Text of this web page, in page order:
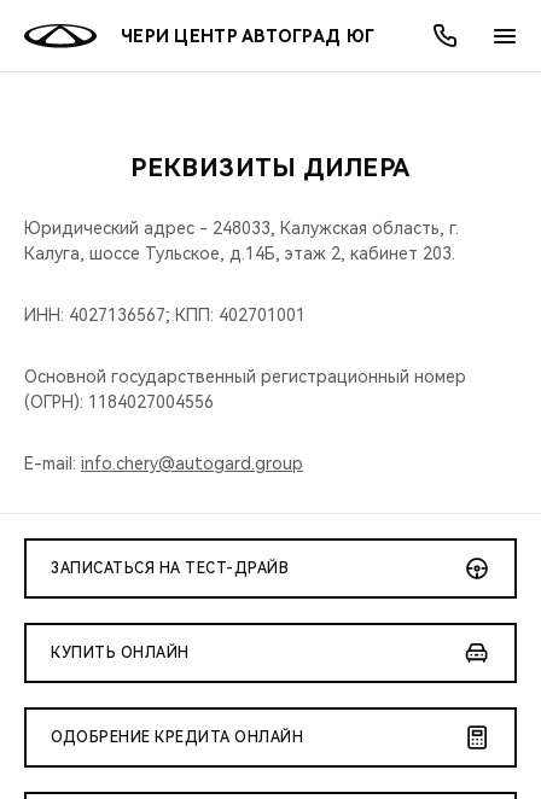
ЧЕРИ ЦЕНТР АВТОГРАД ЮГ
МОДЕЛИ
ВСЕ МОДЕЛИ
КРОССОВЕРЫ
СЕДАНЫ
НОВИНКИ
ПОКУПАТЕЛЯМ
ВЫБОР И ПОКУПКА
ВЛАДЕЛЬЦАМ
СЕРВИС
МИР CHERY
АКСЕССУАРЫ
CHERY REMOTE
ВИДЕООБЗОРЫ
CHERY ДЛЯ ДЕТЕЙ
АКЦИИ
ВЫГОДЫ И АКЦИИ
ОНЛАЙН СЕРВИСЫ
ВЫБОР И ПОКУПКА
О КОМПАНИИ
О НАС
РЕКВИЗИТЫ ДИЛЕРА
Юридический адрес - 248033, Калужская область, г.
Калуга, шоссе Тульское, д.14Б, этаж 2, кабинет 203.
ИНН: 4027136567; КПП: 402701001
Основной государственный регистрационный номер
(ОГРН): 1184027004556
E-mail: info.chery@autogard.group
ЗАПИСАТЬСЯ НА ТЕСТ-ДРАЙВ
КУПИТЬ ОНЛАЙН
ОДОБРЕНИЕ КРЕДИТА ОНЛАЙН